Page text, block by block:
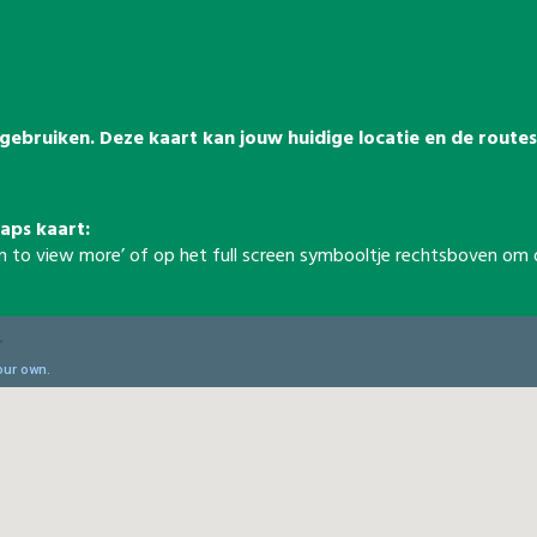
Deze kaart kan jouw huidige locatie en de
kaart:
to view more’ of op het full screen symbooltje rechtsboven